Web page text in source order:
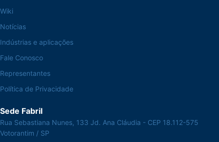
Wiki
Notícias
Indústrias e aplicações
Fale Conosco
Representantes
Política de Privacidade
Sede Fabril
Rua Sebastiana Nunes, 133 Jd. Ana Cláudia - CEP 18.112-575
Votorantim / SP